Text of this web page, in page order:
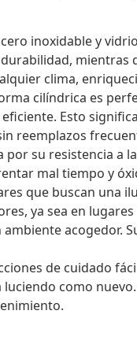
inoxidable y
mientras
clima,
cilíndrica es
Esto
reemplazos
por su resistencia a
mal tiempo y
que buscan una
ya sea en
acogedor.
de cuidado
como